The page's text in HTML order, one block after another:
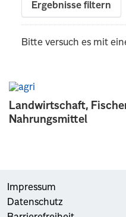
Landwirtschaft,
Nahrungsmittel
Ergebnisse filtern
Bitte versuch es mit
Impressum
Datenschutz